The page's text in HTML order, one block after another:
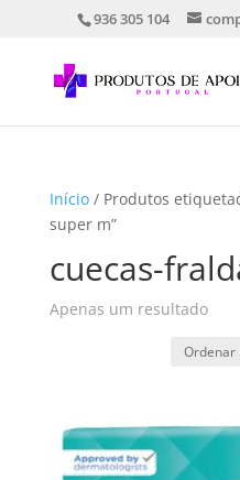
936 305 104
Início/ Produtos
super m”
cuecas-
Apenas um resultado